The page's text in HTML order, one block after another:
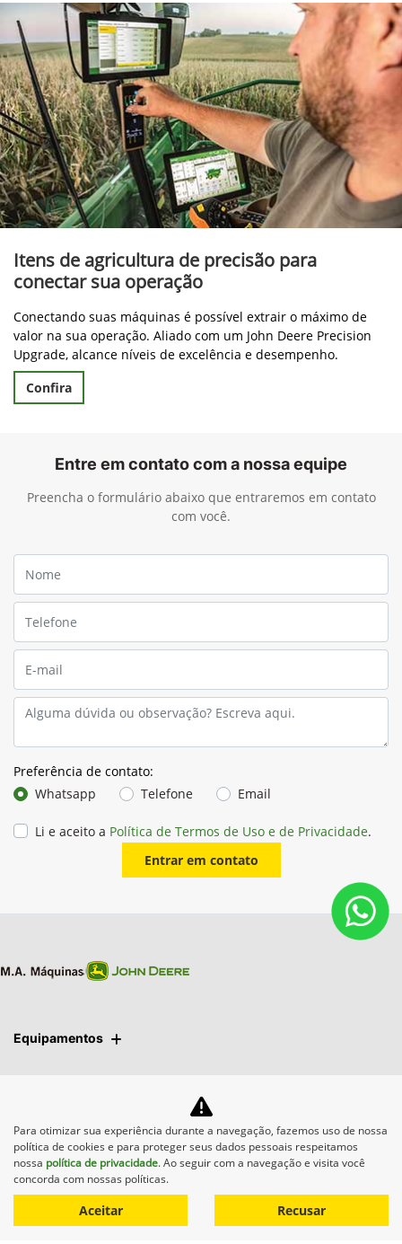
Itens de agricultura de precisão para
conectar sua operação
Conectando suas máquinas é possível extrair o máximo de
valor na sua operação. Aliado com um John Deere Precision
Upgrade, alcance níveis de excelência e desempenho.
Confira
Entre em contato com a nossa equipe
Preencha o formulário abaixo que entraremos em contato
com você.
Preferência de contato:
Whatsapp
Telefone Email
Li e aceito a Política de Termos de Uso e de Privacidade.
Entrar em contato
Equipamentos
Política de privacidade
M.A. Máquinas
Para otimizar sua experiência durante a navegação, fazemos uso de nossa
política de cookies e para proteger seus dados pessoais respeitamos
nossa política de privacidade. Ao seguir com a navegação e visita você
concorda com nossas políticas.
Aceitar Recusar